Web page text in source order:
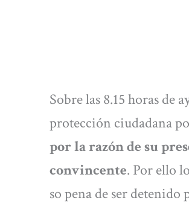
Sobre las 8.15 horas de
protección ciudadana
por la razón de su
convincente. Por ello
so pena de ser